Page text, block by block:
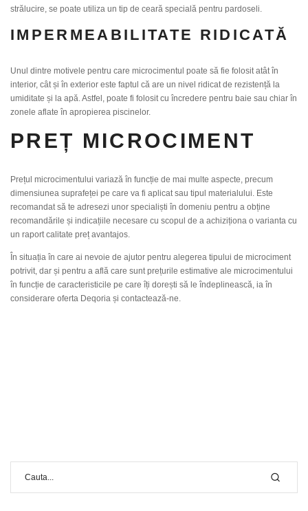
strălucire, se poate utiliza un tip de ceară specială pentru pardoseli.
IMPERMEABILITATE RIDICATĂ
Unul dintre motivele pentru care microcimentul poate să fie folosit atât în
interior, cât și în exterior este faptul că are un nivel ridicat de rezistență la
umiditate și la apă. Astfel, poate fi folosit cu încredere pentru baie sau chiar în
zonele aflate în apropierea piscinelor.
PREȚ MICROCIMENT
Prețul microcimentului variază în funcție de mai multe aspecte, precum
dimensiunea suprafeței pe care va fi aplicat sau tipul materialului. Este
recomandat să te adresezi unor specialiști în domeniu pentru a obține
recomandările și indicațiile necesare cu scopul de a achiziționa o varianta cu
un raport calitate preț avantajos.
În situația în care ai nevoie de ajutor pentru alegerea tipului de microciment
potrivit, dar și pentru a află care sunt prețurile estimative ale microcimentului
în funcție de caracteristicile pe care îți dorești să le îndeplinească, ia în
considerare oferta Deqoria și contactează-ne.